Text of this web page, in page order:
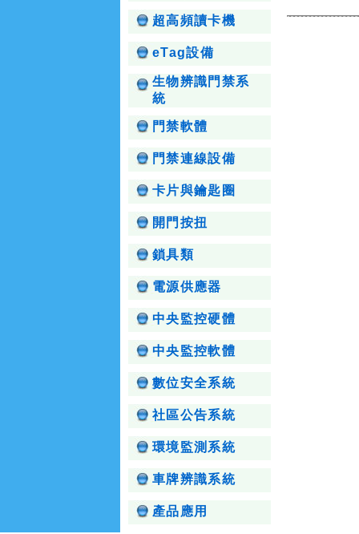
超高頻讀卡機
eTag設備
生物辨識門禁系
統
門禁軟體
門禁連線設備
卡片與鑰匙圈
開門按扭
鎖具類
電源供應器
中央監控硬體
中央監控軟體
數位安全系統
社區公告系統
環境監測系統
車牌辨識系統
產品應用